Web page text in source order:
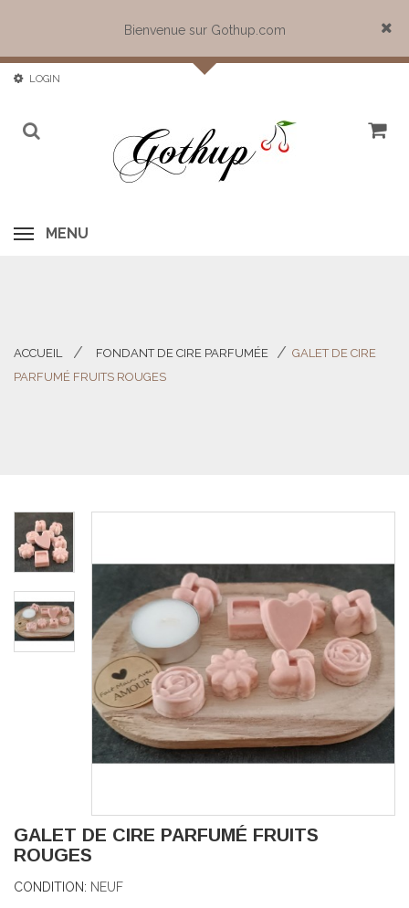
Bienvenue sur Gothup.com
Close
LOGIN
MENU
ACCUEIL
>
FONDANT DE CIRE PARFUMÉE
GALET DE CIRE
PARFUMÉ FRUITS ROUGES
GALET DE CIRE PARFUMÉ FRUITS
ROUGES
CONDITION: NEUF